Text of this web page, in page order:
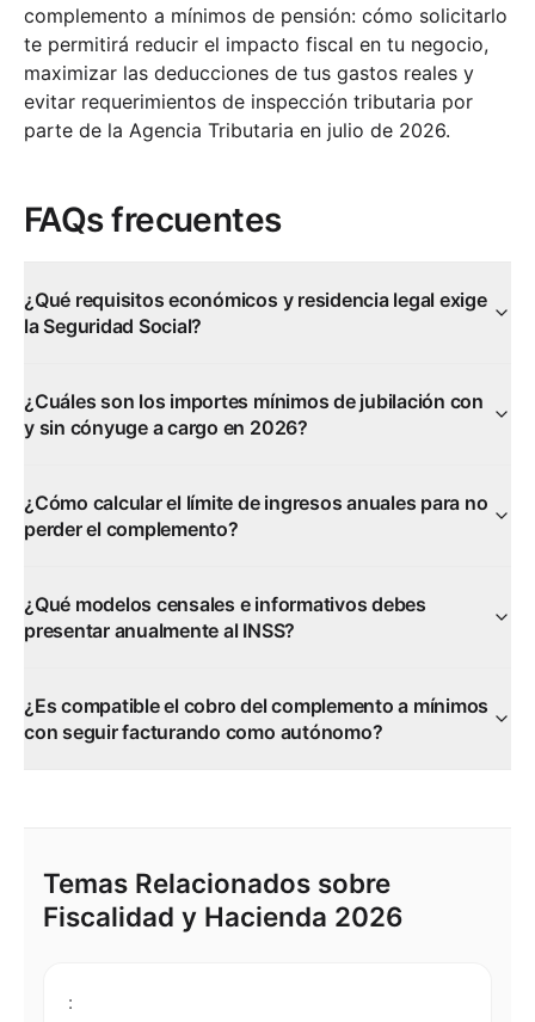
complemento a mínimos de pensión: cómo solicitarlo
te permitirá reducir el impacto fiscal en tu negocio,
maximizar las deducciones de tus gastos reales y
evitar requerimientos de inspección tributaria por
parte de la Agencia Tributaria en julio de 2026.
FAQs frecuentes
¿Qué requisitos económicos y residencia legal exige
la Seguridad Social?
¿Cuáles son los importes mínimos de jubilación con
y sin cónyuge a cargo en 2026?
¿Cómo calcular el límite de ingresos anuales para no
perder el complemento?
¿Qué modelos censales e informativos debes
presentar anualmente al INSS?
¿Es compatible el cobro del complemento a mínimos
con seguir facturando como autónomo?
Temas Relacionados sobre
Fiscalidad y Hacienda 2026
: